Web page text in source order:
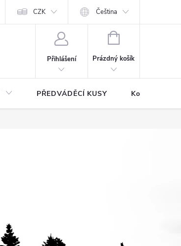
CZK Čeština
Přihlášení
NÁKUPNÍ
Prázdný košík
PŘEDVÁDĚCÍ KUSY Kontakty